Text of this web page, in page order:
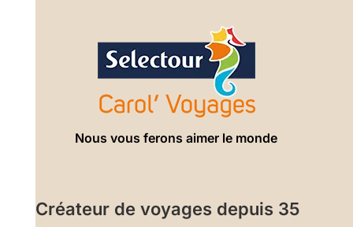
Nous vous ferons aimer le monde
Créateur de voyages depuis 35